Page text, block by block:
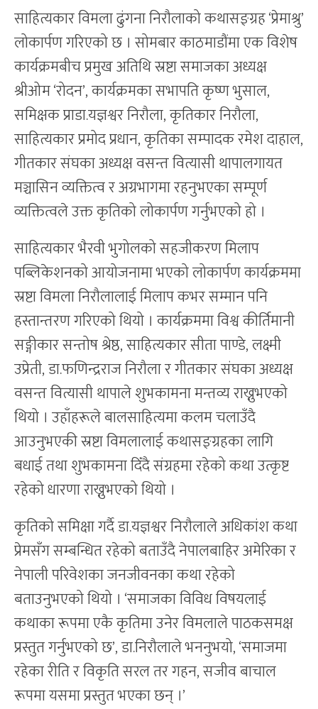
साहित्यकार विमला ढुंगना निरौलाको कथासङ्ग्रह ‘प्रेमाश्रु’
लोकार्पण गरिएको छ । सोमबार काठमाडौंमा एक विशेष
कार्यक्रमबीच प्रमुख अतिथि स्रष्टा समाजका अध्यक्ष
श्रीओम ‘रोदन’, कार्यक्रमका सभापति कृष्ण भुसाल,
समिक्षक प्राडा.यज्ञश्वर निरौला, कृतिकार निरौला,
साहित्यकार प्रमोद प्रधान, कृतिका सम्पादक रमेश दाहाल,
गीतकार संघका अध्यक्ष वसन्त वित्यासी थापालगायत
मञ्चासिन व्यक्तित्व र अग्रभागमा रहनुभएका सम्पूर्ण
व्यक्तित्वले उक्त कृतिको लोकार्पण गर्नुभएको हो ।
साहित्यकार भैरवी भुगोलको सहजीकरण मिलाप
पब्लिकेशनको आयोजनामा भएको लोकार्पण कार्यक्रममा
स्रष्टा विमला निरौलालाई मिलाप कभर सम्मान पनि
हस्तान्तरण गरिएको थियो । कार्यक्रममा विश्व कीर्तिमानी
सङ्गीकार सन्तोष श्रेष्ठ, साहित्यकार सीता पाण्डे, लक्ष्मी
उप्रेती, डा.फणिन्द्रराज निरौला र गीतकार संघका अध्यक्ष
वसन्त वित्यासी थापाले शुभकामना मन्तव्य राख्नुभएको
थियो । उहाँहरूले बालसाहित्यमा कलम चलाउँदै
आउनुभएकी स्रष्टा विमलालाई कथासङ्ग्रहका लागि
बधाई तथा शुभकामना दिँदै संग्रहमा रहेको कथा उत्कृष्ट
रहेको धारणा राख्नुभएको थियो ।
कृतिको समिक्षा गर्दै डा.यज्ञश्वर निरौलाले अधिकांश कथा
प्रेमसँग सम्बन्धित रहेको बताउँदै नेपालबाहिर अमेरिका र
नेपाली परिवेशका जनजीवनका कथा रहेको
बताउनुभएको थियो । ‘समाजका विविध विषयलाई
कथाका रूपमा एकै कृतिमा उनेर विमलाले पाठकसमक्ष
प्रस्तुत गर्नुभएको छ’, डा.निरौलाले भननुभयो, ‘समाजमा
रहेका रीति र विकृति सरल तर गहन, सजीव बाचाल
रूपमा यसमा प्रस्तुत भएका छन् ।’